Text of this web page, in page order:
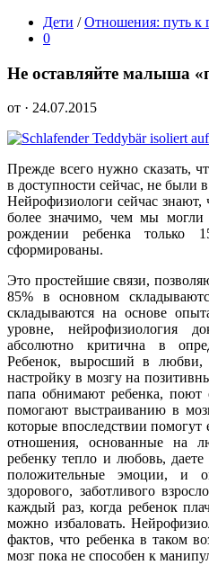
Дети / Отношения: путь к
0
Не оставляйте малыша
от · 24.07.2015
Прежде всего нужно сказать,
в доступности сейчас, не были
Нейрофизиологи сейчас знают,
более значимо, чем мы
рождении ребенка только
сформированы.
Это простейшие связи,
85% в основном
складываются на основе
уровне, нейрофизиология
абсолютно критична в
Ребенок, выросший в любви,
настройку в мозгу на
папа обнимают ребенка, поют
помогают выстраиванию в
которые впоследствии помогут
отношения, основанные на
ребенку тепло и любовь,
положительные эмоции, и
здорового, заботливого
каждый раз, когда ребенок
можно избаловать.
фактов, что ребенка в таком
мозг пока не способен к